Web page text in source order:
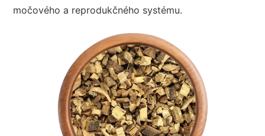
močového a reprodukčného systému.